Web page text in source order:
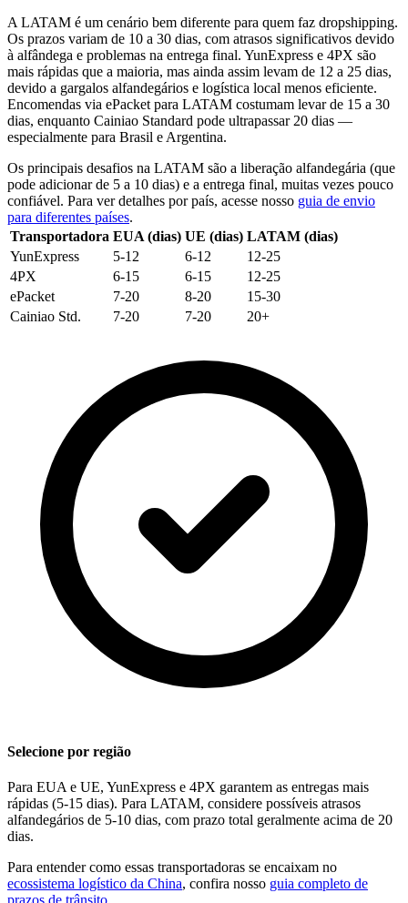
A LATAM é um cenário bem diferente para quem faz dropshipping.
Os prazos variam de 10 a 30 dias, com atrasos significativos devido
à alfândega e problemas na entrega final. YunExpress e 4PX são
mais rápidas que a maioria, mas ainda assim levam de 12 a 25 dias,
devido a gargalos alfandegários e logística local menos eficiente.
Encomendas via ePacket para LATAM costumam levar de 15 a 30
dias, enquanto Cainiao Standard pode ultrapassar 20 dias —
especialmente para Brasil e Argentina.
Os principais desafios na LATAM são a liberação alfandegária (que
pode adicionar de 5 a 10 dias) e a entrega final, muitas vezes pouco
confiável. Para ver detalhes por país, acesse nosso guia de envio
para diferentes países.
Transportadora EUA (dias) UE (dias) LATAM (dias)
YunExpress
5-12 6-12
12-25
4PX
6-15 6-15
12-25
ePacket
7-20 8-20
15-30
Cainiao Std.
7-20 7-20 20+
Selecione por região
Para EUA e UE, YunExpress e 4PX garantem as entregas mais
rápidas (5-15 dias). Para LATAM, considere possíveis atrasos
alfandegários de 5-10 dias, com prazo total geralmente acima de 20
dias.
Para entender como essas transportadoras se encaixam no
ecossistema logístico da China, confira nosso guia completo de